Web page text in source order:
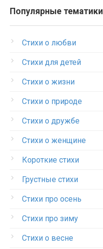
Популярные тематики
Стихи о любви
Стихи для детей
Стихи о жизни
Стихи о природе
Стихи о дружбе
Стихи о женщине
Короткие стихи
Грустные стихи
Стихи про осень
Стихи про зиму
Стихи о весне